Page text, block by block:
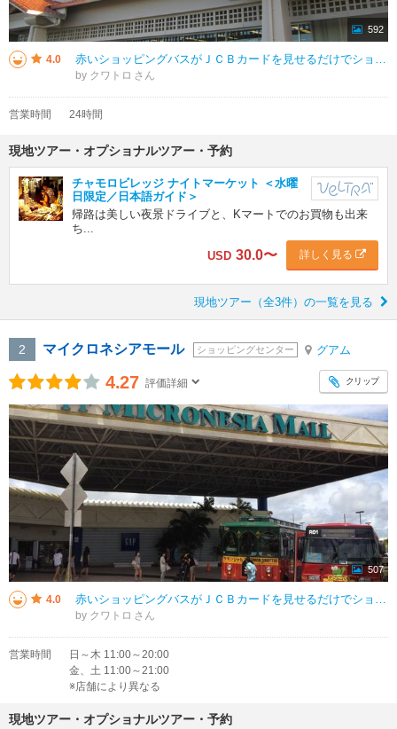
592
4.0 赤いショッピングバスがＪＣＢカードを見せるだけでショッピングモールシャトルに無料で乗車できるキャンペーンを再開していました。２０２５年１１月１日から２０２６年３月３１日までの期間限定のようでした。ショッピングバスはＫマート
by クワトロ
営業時間 24時間
現地ツアー・オプショナルツアー・予約
チャモロビレッジ ナイトマーケット ＜水曜
日限定／日本語ガイド＞
帰路は美しい夜景ドライブと、Kマートでのお買物も出来
ち...
USD 30.0〜 詳しく見る
現地ツアー（全3件）の一覧を見る
2 マイクロネシアモール ショッピングセンター グアム
4.27 評価詳細 クリップ
507
4.0 赤いショッピングバスがＪＣＢカードを見せるだけでショッピングモールシャトルに無料で乗車できるキャンペーンを再開していました。２０２５年１１月１日から２０２６年３月３１日までの期間限定のようでした。ショッピングバスはマイクロ
by クワトロ
営業時間
日～木 11:00～20:00
金、土 11:00～21:00
※店舗により異なる
現地ツアー・オプショナルツアー・予約